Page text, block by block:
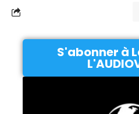
S'abonner à